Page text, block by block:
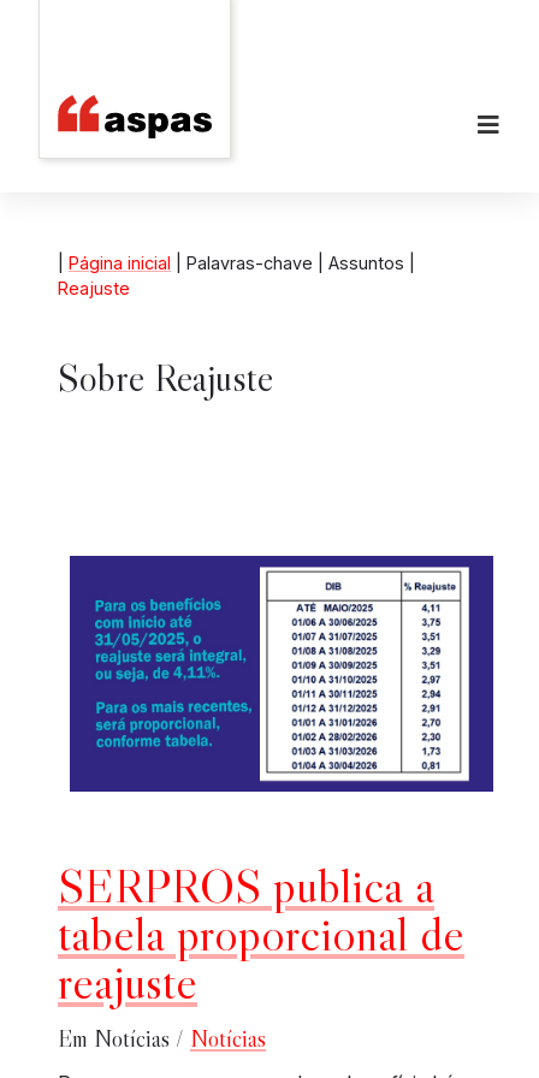
Página inicial | Palavras-chave | Assuntos |
Reajuste
Sobre Reajuste
SERPROS publica a
tabela proporcional de
reajuste
Em Notícias / Notícias